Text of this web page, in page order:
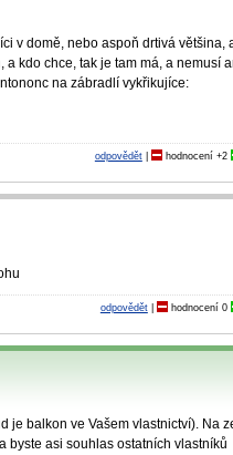
v domě, nebo aspoň drtivá většina,
kdo chce, tak je tam má, a nemusí
na zábradlí vykřikujíce:
odpovědět| hodnocení +2
odpovědět| hodnocení 0
je balkon ve Vašem vlastnictví). Na
byste asi souhlas ostatních vlastníků